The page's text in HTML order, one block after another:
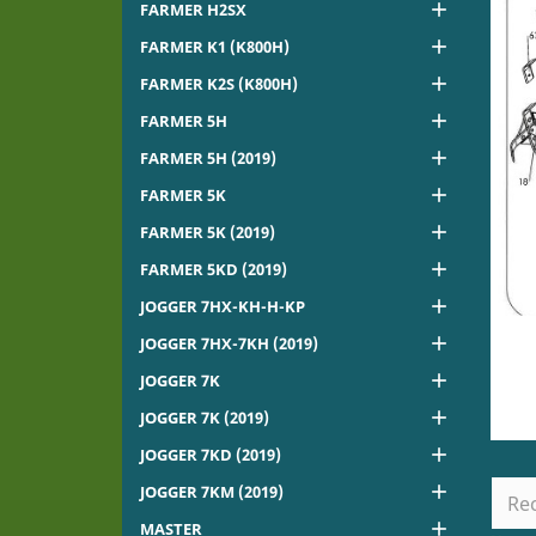
FARMER H2SX 
FARMER K1 (K800H) 
FARMER K2S (K800H) 
FARMER 5H 
FARMER 5H (2019) 
FARMER 5K 
FARMER 5K (2019) 
FARMER 5KD (2019) 
JOGGER 7HX-KH-H-KP 
JOGGER 7HX-7KH (2019) 
JOGGER 7K 
JOGGER 7K (2019) 
JOGGER 7KD (2019) 
JOGGER 7KM (2019) 
MASTER 